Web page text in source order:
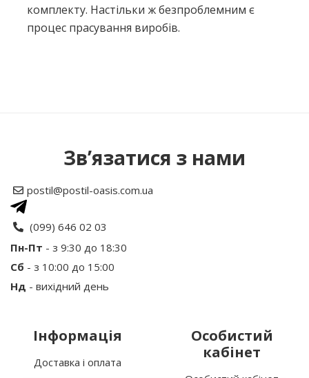
комплекту. Настільки ж безпроблемним є
процес прасування виробів.
Рейтинг
Ваш відгук
Зв’язатися з нами
postil@postil-oasis.com.ua
(099) 646 02 03
Пн-Пт - з 9:30 до 18:30
Сб - з 10:00 до 15:00
Нд - вихідний день
Інформація
Доставка і оплата
Особистий
кабінет